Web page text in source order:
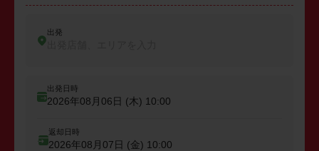
出発
出発日時
2026年08月06日 (木) 10:00
返却日時
2026年08月07日 (金) 10:00